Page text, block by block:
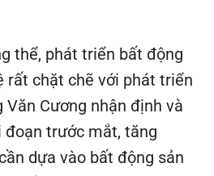
thể, phát triển bất động
rất chặt chẽ với phát triển
Văn Cương nhận định và
đoạn trước mắt, tăng
dựa vào bất động sản